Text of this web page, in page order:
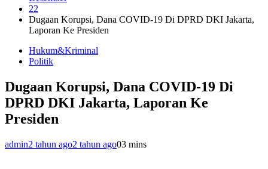
22
Dugaan Korupsi, Dana COVID-19 Di DPRD DKI Jakarta,
Laporan Ke Presiden
Hukum&Kriminal
Politik
Dugaan Korupsi, Dana COVID-19 Di
DPRD DKI Jakarta, Laporan Ke
Presiden
admin2 tahun ago2 tahun ago03 mins